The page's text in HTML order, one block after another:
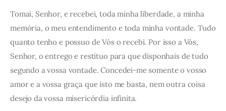
Tomai, Senhor, e recebei, toda minha liberdade, a minha
memória, o meu entendimento e toda minha vontade. Tudo
quanto tenho e possuo de Vós o recebi. Por isso a Vós,
Senhor, o entrego e restituo para que disponhais de tudo
segundo a vossa vontade. Concedei-me somente o vosso
amor e a vossa graça que isto me basta, nem outra coisa
desejo da vossa misericórdia infinita.